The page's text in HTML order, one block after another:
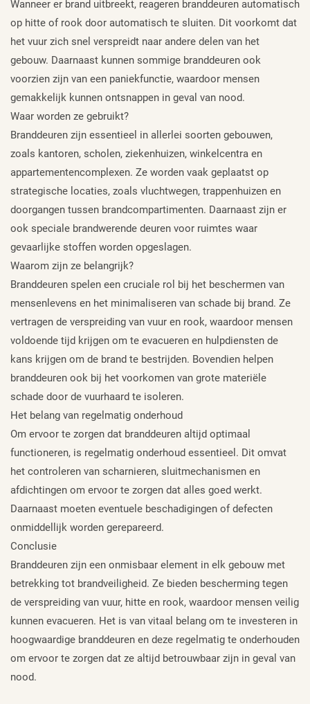
Wanneer er brand uitbreekt, reageren branddeuren automatisch
op hitte of rook door automatisch te sluiten. Dit voorkomt dat
het vuur zich snel verspreidt naar andere delen van het
gebouw. Daarnaast kunnen sommige branddeuren ook
voorzien zijn van een paniekfunctie, waardoor mensen
gemakkelijk kunnen ontsnappen in geval van nood.
Waar worden ze gebruikt?
Branddeuren zijn essentieel in allerlei soorten gebouwen,
zoals kantoren, scholen, ziekenhuizen, winkelcentra en
appartementencomplexen. Ze worden vaak geplaatst op
strategische locaties, zoals vluchtwegen, trappenhuizen en
doorgangen tussen brandcompartimenten. Daarnaast zijn er
ook speciale brandwerende deuren voor ruimtes waar
gevaarlijke stoffen worden opgeslagen.
Waarom zijn ze belangrijk?
Branddeuren spelen een cruciale rol bij het beschermen van
mensenlevens en het minimaliseren van schade bij brand. Ze
vertragen de verspreiding van vuur en rook, waardoor mensen
voldoende tijd krijgen om te evacueren en hulpdiensten de
kans krijgen om de brand te bestrijden. Bovendien helpen
branddeuren ook bij het voorkomen van grote materiële
schade door de vuurhaard te isoleren.
Het belang van regelmatig onderhoud
Om ervoor te zorgen dat branddeuren altijd optimaal
functioneren, is regelmatig onderhoud essentieel. Dit omvat
het controleren van scharnieren, sluitmechanismen en
afdichtingen om ervoor te zorgen dat alles goed werkt.
Daarnaast moeten eventuele beschadigingen of defecten
onmiddellijk worden gerepareerd.
Conclusie
Branddeuren zijn een onmisbaar element in elk gebouw met
betrekking tot brandveiligheid. Ze bieden bescherming tegen
de verspreiding van vuur, hitte en rook, waardoor mensen veilig
kunnen evacueren. Het is van vitaal belang om te investeren in
hoogwaardige branddeuren en deze regelmatig te onderhouden
om ervoor te zorgen dat ze altijd betrouwbaar zijn in geval van
nood.